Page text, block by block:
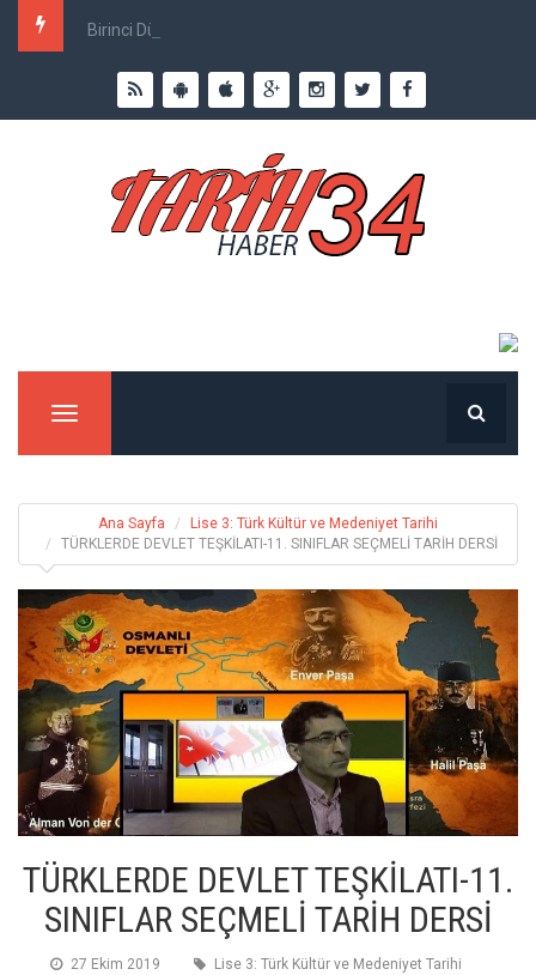
Birinci Dünya Savaşı`nda Ne Kadar İnsan Öldü?
Menu
Ana Sayfa
Lise 3: Türk Kültür ve Medeniyet Tarihi
TÜRKLERDE DEVLET TEŞKİLATI-11. SINIFLAR SEÇMELİ TARİH DERSİ
TÜRKLERDE DEVLET TEŞKİLATI-11.
SINIFLAR SEÇMELİ TARİH DERSİ
27 Ekim 2019
Lise 3: Türk Kültür ve Medeniyet Tarihi